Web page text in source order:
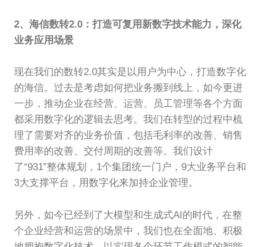
2、海信数转2.0：打造可复用新数字技术能力，深化
业务应用场景
现在我们的数转2.0其实是以用户为中心，打造数字化
的海信。过去是考虑如何把业务搬到线上，如今更进
一步，推动企业在经营、运营、员工管理等各个方面
都采用数字化的逻辑去思考。我们在转型的过程中梳
理了需要对齐的业务价值，包括毛利率的改善、销售
费用率的改善、交付周期的改善等。我们设计
了“931”整体规划，1个集团统一门户，9大业务平台和
3大支撑平台，用数字化来加持企业管理。
另外，如今已经到了大模型和生成式AI的时代，在整
个企业经营和运营的场景中，我们也在全面地、积极